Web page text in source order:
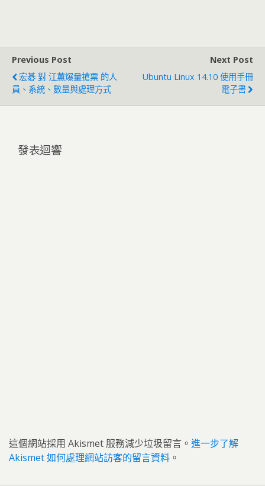
Previous Post
宏碁 對 江蕙爆量搶票 的人
員、系統、數量與處理方式
Next Post
Ubuntu Linux 14.10 使用手冊
電子書
發表迴響
這個網站採用 Akismet 服務減少垃圾留言。 進一步了解
Akismet 如何處理網站訪客的留言資料 。